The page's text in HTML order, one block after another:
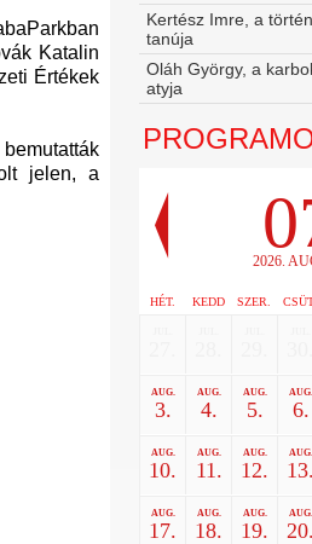
Katalin
Értékek
jelen, a
Kertész Imre, a
tanúja
Oláh György, a
atyja
2026.
HÉT. KEDD SZER.
AUG.
3.
AUG.
4.
AUG.
5.
AUG.
6.
AUG.
10.
AUG.
11.
AUG.
12.
AUG.
13.
AUG.
17.
AUG.
18.
AUG.
19.
AUG.
20.